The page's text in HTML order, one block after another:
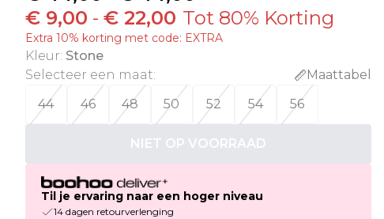
€ 9,00 - € 22,00 Tot 80% Korting
Extra 10% korting met code: EXTRA
Kleur: Stone
Selecteer een maat:
Maattabel
44
46 48 50 52 54 56
NIET OP VOORRAAD
Til je ervaring naar een hoger niveau
14 dagen retourverlenging